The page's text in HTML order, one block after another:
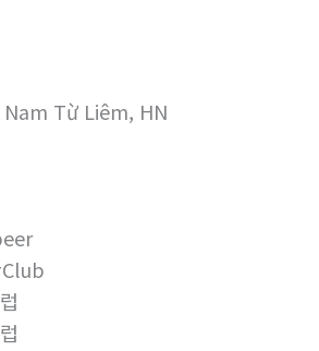
Từ Liêm, HN